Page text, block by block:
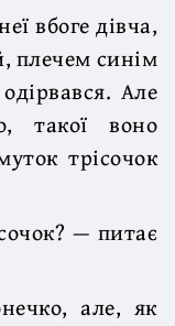
вбоге дівча,
плечем синім
Але
такої воно
трісочок
— питає
але, як